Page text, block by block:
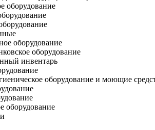
оборудование
оборудование
оборудование
инвентарь
оборудование и моющие
оборудование